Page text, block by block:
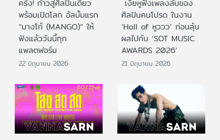
ครั้ง! ก้าวสู่ศิลปินเดี่ยว
พร้อมเปิดโลก อัลบั้มแรก
“มางโก้ (MANGO)” ให้
ฟังแล้ววันนี้ทุก
แพลตฟอร์ม
22 มิถุนายน 2026
เงี่ยหูฟังเพลงลับของ
ศิลปินคนโปรด ในงาน
‘Hall of หูววว’ ก่อนลุ้น
ผลไปกับ ‘SOT MUSIC
AWARDS 2026’
21 มิถุนายน 2026